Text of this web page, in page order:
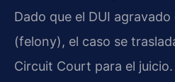
Dado que el DUI
(felony), el caso se
Circuit Court para el